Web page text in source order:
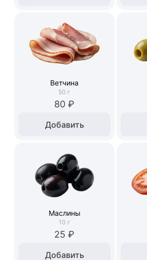
Ветчина
50 г
80 ₽
Добавить
Маслины
10 г
25 ₽
Добавить